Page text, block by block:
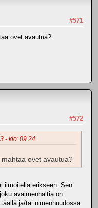
#571
ovet avautua?
#572
- klo: 09.24
ovet avautua?
ilmoitella erikseen. Sen
avaimenhaltia on
ja/tai nimenhuudossa.